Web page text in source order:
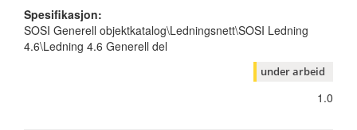
Spesifikasjon:
SOSI Generell objektkatalog\Ledningsnett\SOSI Ledning
4.6\Ledning 4.6 Generell del
under arbeid
1.0